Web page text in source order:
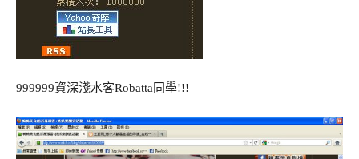
999999資深淺水客Robatta同學!!!